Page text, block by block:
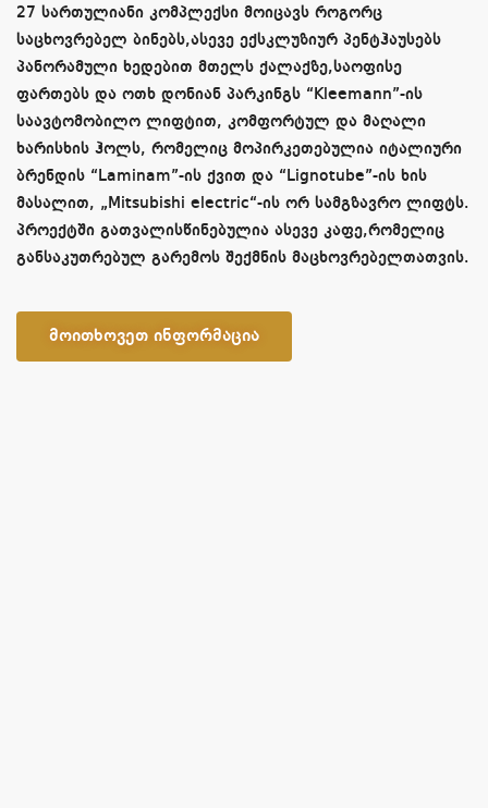
27 სართულიანი კომპლექსი მოიცავს როგორც
საცხოვრებელ ბინებს,ასევე ექსკლუზიურ პენტჰაუსებს
პანორამული ხედებით მთელს ქალაქზე,საოფისე
ფართებს და ოთხ დონიან პარკინგს “Kleemann”-ის
საავტომობილო ლიფტით, კომფორტულ და მაღალი
ხარისხის ჰოლს, რომელიც მოპირკეთებულია იტალიური
ბრენდის “Laminam”-ის ქვით და “Lignotube”-ის ხის
მასალით, „Mitsubishi electric“-ის ორ სამგზავრო ლიფტს.
პროექტში გათვალისწინებულია ასევე კაფე,რომელიც
განსაკუთრებულ გარემოს შექმნის მაცხოვრებელთათვის.
მოითხოვეთ ინფორმაცია